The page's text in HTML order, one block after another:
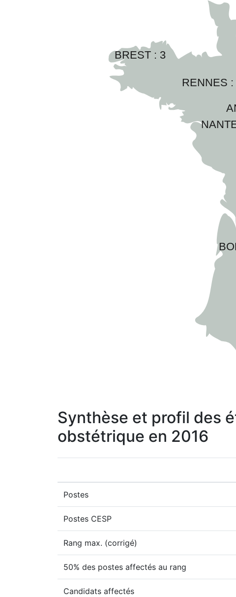
BREST : 3
RENNES :
Synthèse et profil des
obstétrique en 2016
Postes
Postes CESP
Rang max. (corrigé)
50% des postes affectés au rang
Candidats affectés